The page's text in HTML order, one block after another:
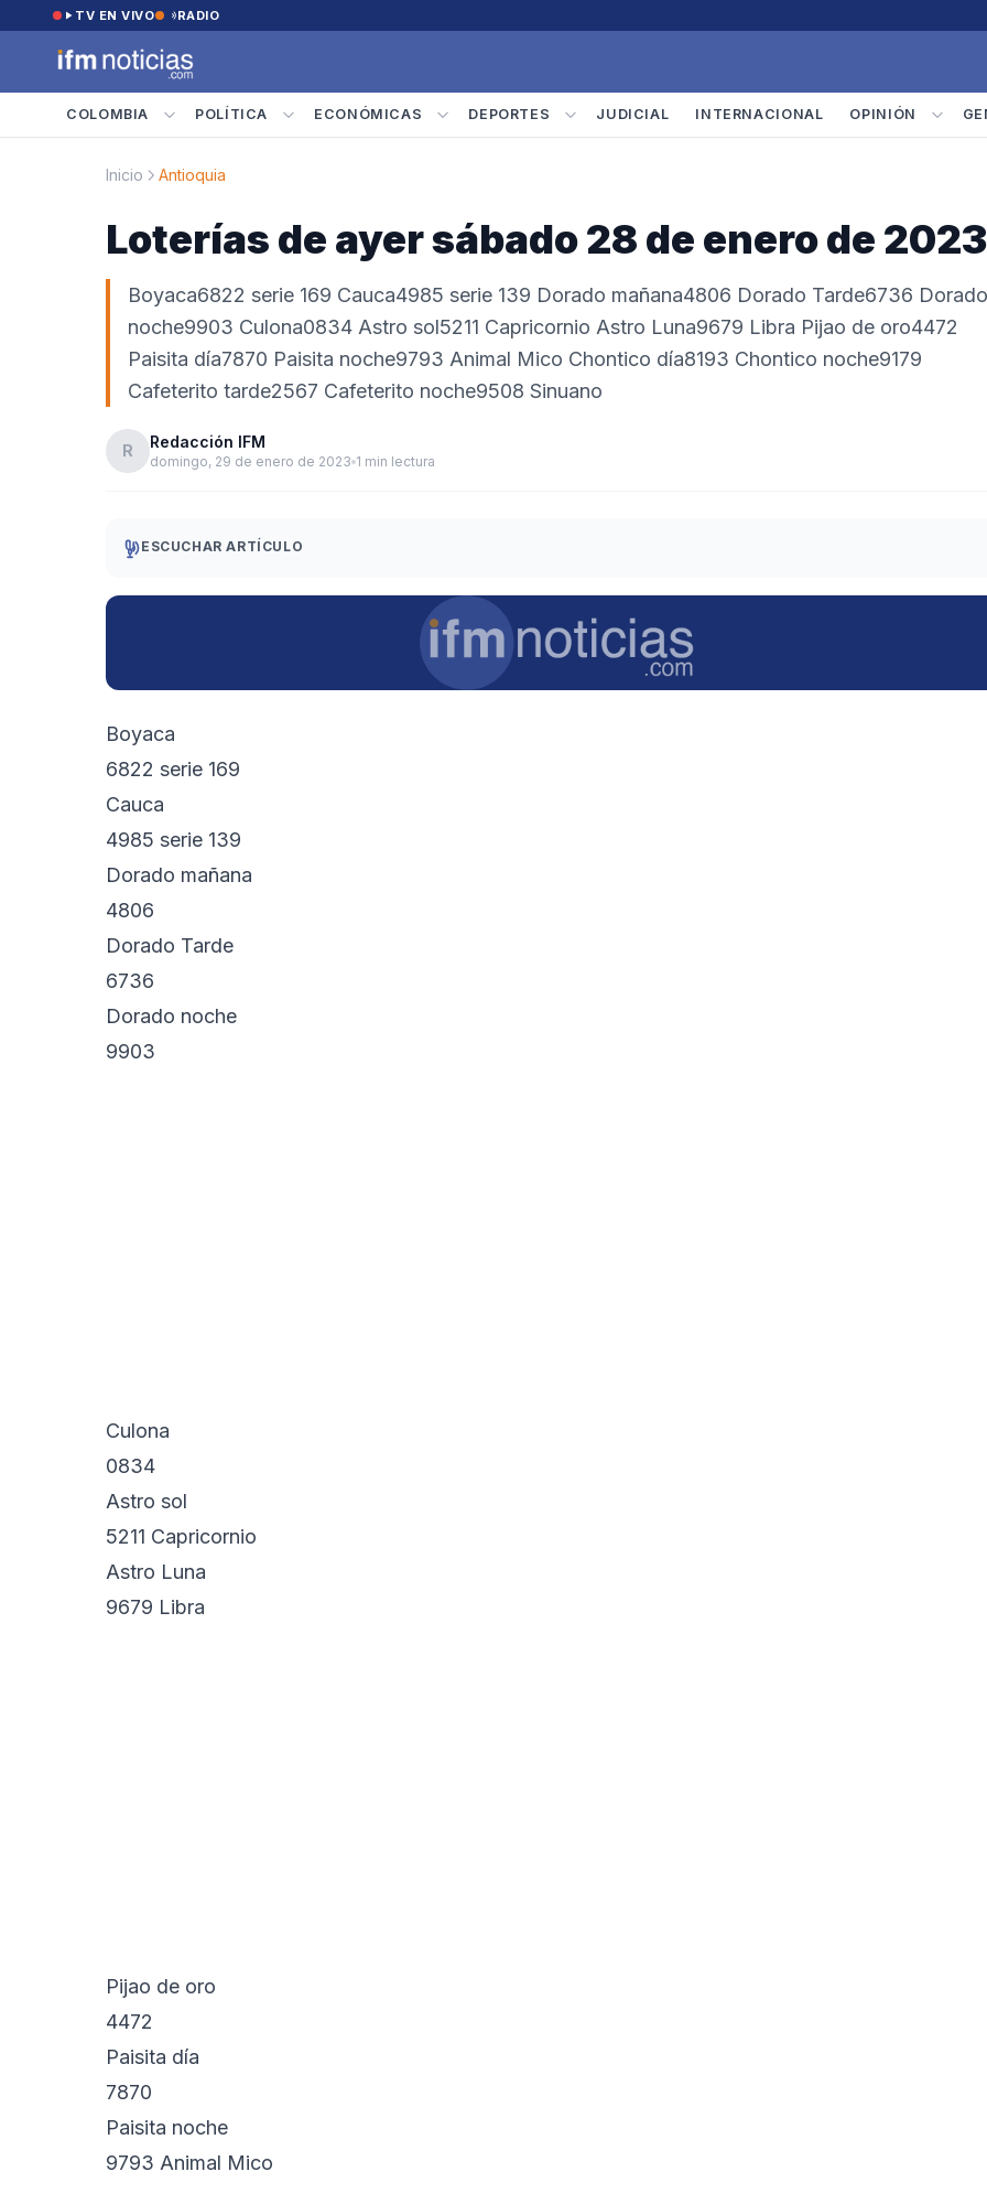
Saltar al contenido
TV EN VIVO RADIO
COLOMBIA POLÍTICA ECONÓMICAS DEPORTES JUDICIAL INTERNACIONAL OPINIÓN
Inicio Antioquia
Loterías de ayer sábado 28 de enero de 2023
Boyaca6822 serie 169 Cauca4985 serie 139 Dorado mañana4806 Dorado Tarde6736 Dorado
noche9903 Culona0834 Astro sol5211 Capricornio Astro Luna9679 Libra Pijao de oro4472
Paisita día7870 Paisita noche9793 Animal Mico Chontico día8193 Chontico noche9179
Cafeterito tarde2567 Cafeterito noche9508 Sinuano
R Redacción IFM
domingo, 29 de enero de 2023 1 min lectura
ESCUCHAR ARTÍCULO
Boyaca
6822 serie 169
Cauca
4985 serie 139
Dorado mañana
4806
Dorado Tarde
6736
Dorado noche
9903
Culona
0834
Astro sol
5211 Capricornio
Astro Luna
9679 Libra
Pijao de oro
4472
Paisita día
7870
Paisita noche
9793 Animal Mico